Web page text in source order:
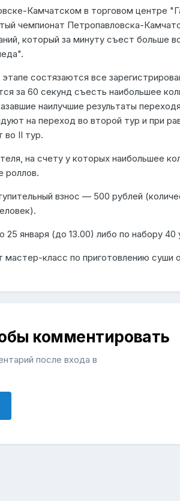
Камчатском в торговом центре
чемпионат Петропавловска-
который за минуту съест больше
состязаются все
за 60 секунд съесть наибольшее
наилучшие результаты
на переход во второй тур и при
во II тур.
на счету у которых наибольшее
роллов.
взнос — 500 рублей
25 января (до 13.00) либо по набору 40
класс по приготовлению суши
комментировать
после входа в